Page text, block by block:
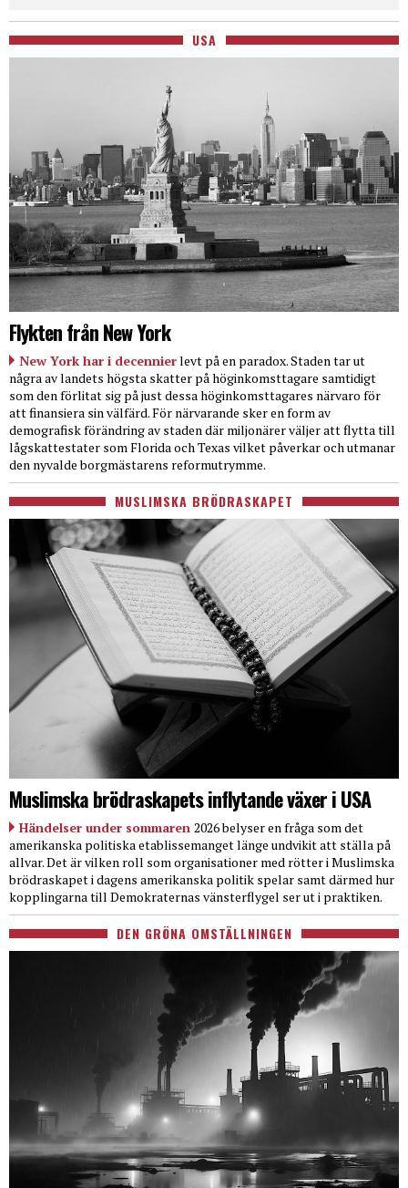
USA
Flykten från New York
New York har i decennierlevt på en paradox. Staden tar ut
några av landets högsta skatter på höginkomsttagare samtidigt
som den förlitat sig på just dessa höginkomsttagares närvaro för
att finansiera sin välfärd. För närvarande sker en form av
demografisk förändring av staden där miljonärer väljer att flytta till
lågskattestater som Florida och Texas vilket påverkar och utmanar
den nyvalde borgmästarens reformutrymme.
MUSLIMSKA BRÖDRASKAPET
Muslimska brödraskapets inflytande växer i USA
Händelser under sommaren 2026 belyser en fråga som det
amerikanska politiska etablissemanget länge undvikit att ställa på
allvar. Det är vilken roll som organisationer med rötter i Muslimska
brödraskapet i dagens amerikanska politik spelar samt därmed hur
kopplingarna till Demokraternas vänsterflygel ser ut i praktiken.
DEN GRÖNA OMSTÄLLNINGEN